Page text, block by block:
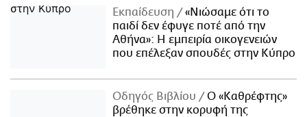
Εκπαίδευση
«Νιώσαμε ότι το
παιδί δεν έφυγε ποτέ από την
Αθήνα»: Η εμπειρία οικογενειών
που επέλεξαν σπουδές στην Κύπρο
Οδηγός Βιβλίου
Ο «Καθρέφτης»
βρέθηκε στην κορυφή της